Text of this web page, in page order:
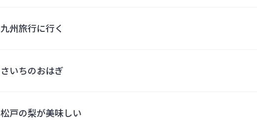
九州旅行に行く
さいちのおはぎ
松戸の梨が美味しい